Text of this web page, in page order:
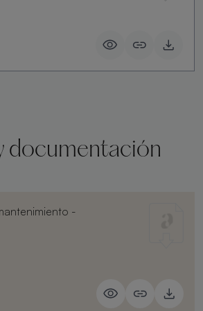
documentación
-